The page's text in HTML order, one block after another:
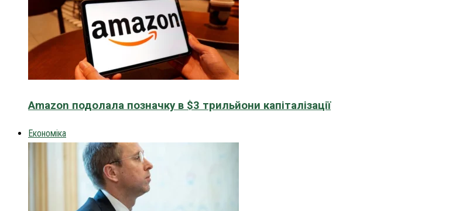
Amazon подолала позначку в $3 трильйони капіталізації
Економіка